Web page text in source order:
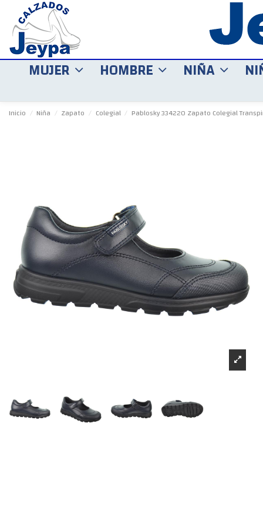
MUJER HOMBRE NIÑA
Inicio Niña Zapato Colegial Pablosky 334220 Zapato Colegial